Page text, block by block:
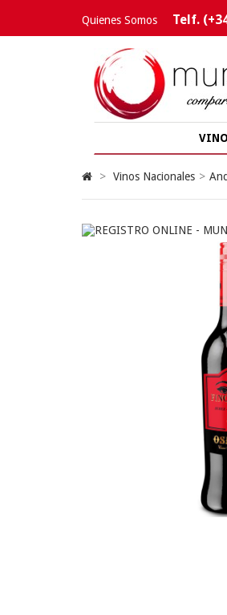
Quienes Somos Telf.
> Vinos Nacionales >